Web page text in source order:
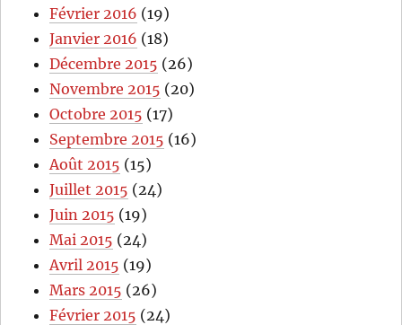
Février 2016 (19)
Janvier 2016 (18)
Décembre 2015 (26)
Novembre 2015 (20)
Octobre 2015 (17)
Septembre 2015 (16)
Août 2015 (15)
Juillet 2015 (24)
Juin 2015 (19)
Mai 2015 (24)
Avril 2015 (19)
Mars 2015 (26)
Février 2015 (24)